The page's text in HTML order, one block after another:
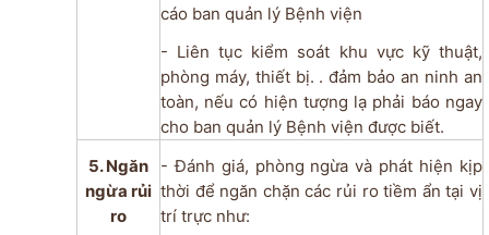
cáo ban quản lý Bệnh viện
- Liên tục kiểm soát khu vực kỹ thuật,
phòng máy, thiết bị. . đảm bảo an ninh an
toàn, nếu có hiện tượng lạ phải báo ngay
cho ban quản lý Bệnh viện được biết.
5. Ngăn
ngừa rủi
ro
- Đánh giá, phòng ngừa và phát hiện kịp
thời để ngăn chặn các rủi ro tiềm ẩn tại vị
trí trực như: